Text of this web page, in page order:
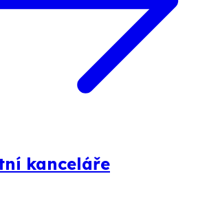
kanceláře